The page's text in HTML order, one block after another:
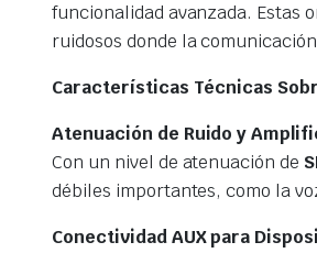
funcionalidad avanzada. Estas
ruidosos donde la
Características Técnicas
Atenuación de Ruido y
Con un nivel de atenuación de
débiles importantes, como la
Conectividad AUX para